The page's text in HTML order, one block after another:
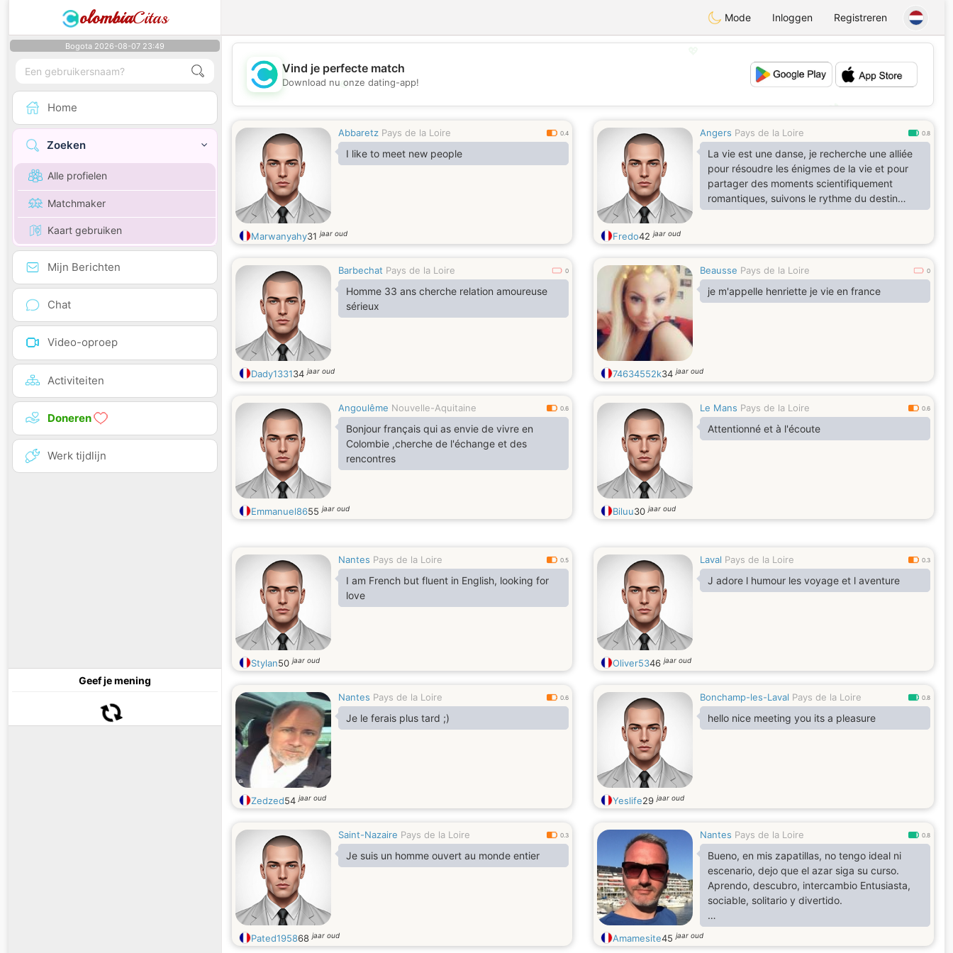
olombiaCitas Mode Inloggen Registreren
Bogota 2026-08-07 23:49
Home
Zoeken
Alle profielen
Matchmaker
Kaart gebruiken
Mijn Berichten
Chat
Video-oproep
Activiteiten
Doneren
Werk tijdlijn
Geef je mening
💖
💕
Vind je perfecte match
Download nu onze dating-app!
Abbaretz Pays de la Loire 0.4
I like to meet new people
Marwanyahy31jaar oud
Angers Pays de la Loire 0.8
La vie est une danse, je recherche une alliée
pour résoudre les énigmes de la vie et pour
partager des moments scientifiquement
romantiques, suivons le rythme du destin…
Fredo42jaar oud
Barbechat Pays de la Loire 0
Homme 33 ans cherche relation amoureuse
sérieux
Dady133134jaar oud
Beausse Pays de la Loire 0
je m'appelle henriette je vie en france
74634552k34jaar oud
Angoulême Nouvelle-Aquitaine 0.6
Bonjour français qui as envie de vivre en
Colombie ,cherche de l'échange et des
rencontres
Emmanuel8655jaar oud
Le Mans Pays de la Loire 0.6
Attentionné et à l'écoute
Biluu30jaar oud
Nantes Pays de la Loire 0.5
I am French but fluent in English, looking for
love
Stylan50jaar oud
Laval Pays de la Loire 0.3
J adore l humour les voyage et l aventure
Oliver5346jaar oud
Nantes Pays de la Loire 0.6
Je le ferais plus tard ;)
Zedzed54jaar oud
Bonchamp-les-Laval Pays de la Loire 0.8
hello nice meeting you its a pleasure
Yeslife29jaar oud
Saint-Nazaire Pays de la Loire 0.3
Je suis un homme ouvert au monde entier
Pated195868jaar oud
Nantes Pays de la Loire 0.8
Bueno, en mis zapatillas, no tengo ideal ni
escenario, dejo que el azar siga su curso.
Aprendo, descubro, intercambio Entusiasta,
sociable, solitario y divertido.
Sencillo pero bastante tonto Me gusta lo
inesperado, desde la pequeña exposición del
Amamesite45jaar oud